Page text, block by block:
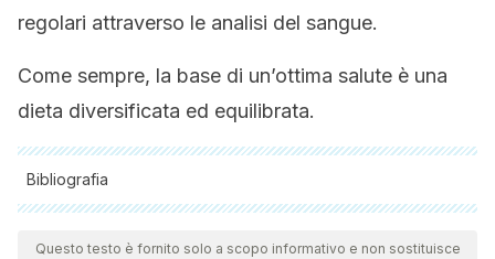
regolari attraverso le analisi del sangue.
Come sempre, la base di un’ottima salute è una
dieta diversificata ed equilibrata.
Bibliografia
Tutte le fonti citate sono state esaminate a fondo dal nostro
team per garantirne la qualità, l'affidabilità, l'attualità e la
Questo testo è fornito solo a scopo informativo e non sostituisce